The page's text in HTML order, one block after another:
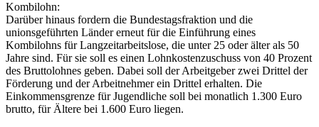
Kombilohn:
Darüber hinaus fordern die Bundestagsfraktion und die
unionsgeführten Länder erneut für die Einführung eines
Kombilohns für Langzeitarbeitslose, die unter 25 oder älter als 50
Jahre sind. Für sie soll es einen Lohnkostenzuschuss von 40 Prozent
des Bruttolohnes geben. Dabei soll der Arbeitgeber zwei Drittel der
Förderung und der Arbeitnehmer ein Drittel erhalten. Die
Einkommensgrenze für Jugendliche soll bei monatlich 1.300 Euro
brutto, für Ältere bei 1.600 Euro liegen.